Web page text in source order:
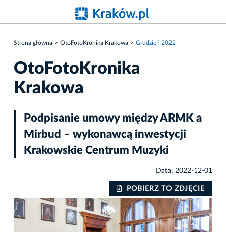
Strona główna OtoFotoKronika Krakowa Grudzień 2022
OtoFotoKronika
Krakowa
Podpisanie umowy między ARMK a
Mirbud – wykonawcą inwestycji
Krakowskie Centrum Muzyki
Data: 2022-12-01
POBIERZ TO ZDJĘCIE